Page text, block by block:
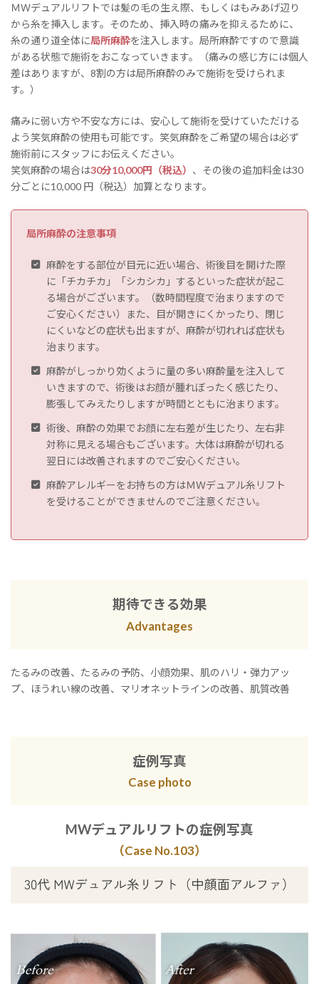
ＭＷデュアルリフトでは髪の毛の生え際、もしくはもみあげ辺り
から糸を挿入します。そのため、挿入時の痛みを抑えるために、
糸の通り道全体に局所麻酔を注入します。局所麻酔ですので意識
がある状態で施術をおこなっていきます。（痛みの感じ方には個人
差はありますが、8割の方は局所麻酔のみで施術を受けられま
す。）
痛みに弱い方や不安な方には、安心して施術を受けていただける
よう笑気麻酔の使用も可能です。笑気麻酔をご希望の場合は必ず
施術前にスタッフにお伝えください。
笑気麻酔の場合は30分10,000円（税込） 、その後の追加料金は30
分ごとに10,000 円（税込）加算となります。
局所麻酔の注意事項
麻酔をする部位が目元に近い場合、術後目を開けた際
に「チカチカ」「シカシカ」するといった症状が起こ
る場合がございます。（数時間程度で治まりますので
ご安心ください）また、目が開きにくかったり、閉じ
にくいなどの症状も出ますが、麻酔が切れれば症状も
治まります。
麻酔がしっかり効くように量の多い麻酔量を注入して
いきますので、術後はお顔が腫れぼったく感じたり、
膨張してみえたりしますが時間とともに治まります。
術後、麻酔の効果でお顔に左右差が生じたり、左右非
対称に見える場合もございます。大体は麻酔が切れる
翌日には改善されますのでご安心ください。
麻酔アレルギーをお持ちの方はＭＷデュアル糸リフト
を受けることができませんのでご注意ください。
期待できる効果
Advantages
たるみの改善、たるみの予防、小顔効果、肌のハリ・弾力アッ
プ、ほうれい線の改善、マリオネットラインの改善、肌質改善
症例写真
Case photo
MWデュアルリフトの症例写真
（Case No.103）